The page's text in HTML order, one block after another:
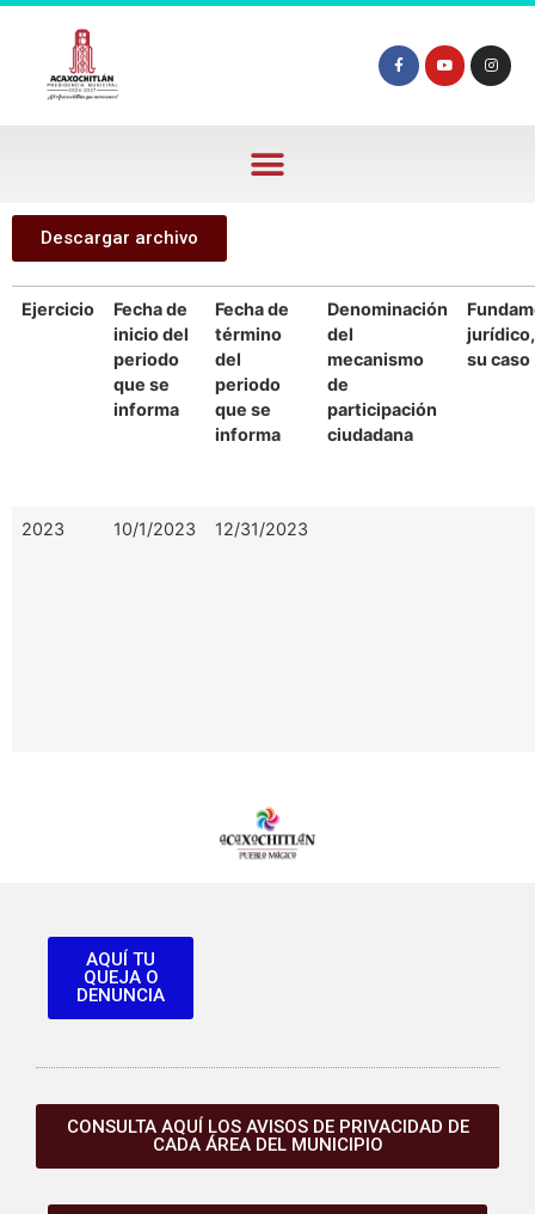
Descargar archivo
Ejercicio
Fecha de
inicio del
periodo
que se
informa
Fecha de
término
del
periodo
que se
informa
Denominación
del
mecanismo
de
participación
ciudadana
su caso
2023 10/1/2023 12/31/2023
AQUÍ TU
QUEJA O
DENUNCIA
CONSULTA AQUÍ LOS AVISOS DE PRIVACIDAD DE
CADA ÁREA DEL MUNICIPIO